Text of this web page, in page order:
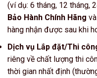
(ví dụ: 6 tháng, 12 tháng,
Bảo Hành Chính Hãng
hàng nhận được sau khi
Dịch vụ Lắp đặt/Thi
riêng về chất lượng thi
thời gian nhất định